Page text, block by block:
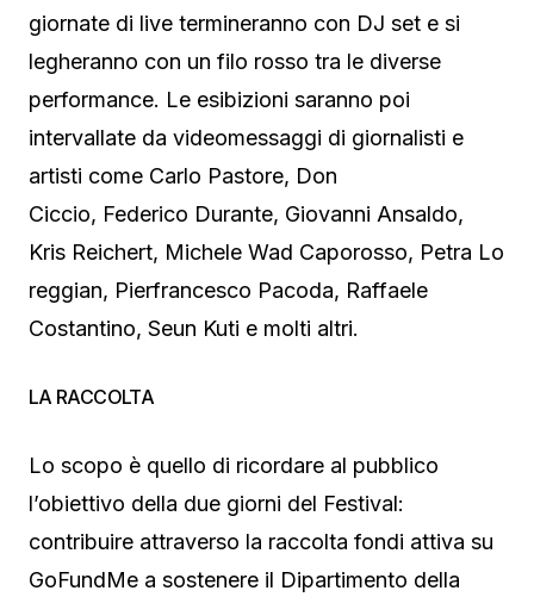
giornate di live termineranno con DJ set e si
legheranno con un filo rosso tra le diverse
performance. Le esibizioni saranno poi
intervallate da videomessaggi di giornalisti e
artisti come Carlo Pastore, Don
Ciccio, Federico Durante, Giovanni Ansaldo,
Kris Reichert, Michele Wad Caporosso, Petra Lo
reggian, Pierfrancesco Pacoda, Raffaele
Costantino, Seun Kuti e molti altri.
LA RACCOLTA
Lo scopo è quello di ricordare al pubblico
l’obiettivo della due giorni del Festival:
contribuire attraverso la raccolta fondi attiva su
GoFundMe a sostenere il Dipartimento della